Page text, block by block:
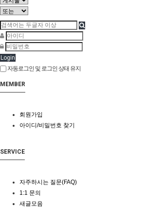
Login
자동로그인 및 로그인 상태 유지
MEMBER
회원가입
아이디/비밀번호 찾기
SERVICE
자주하시는 질문(FAQ)
1:1 문의
새글모음